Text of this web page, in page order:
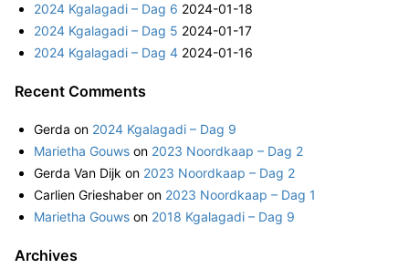
2024 Kgalagadi – Dag 6 2024-01-18
2024 Kgalagadi – Dag 5 2024-01-17
2024 Kgalagadi – Dag 4 2024-01-16
Recent Comments
Gerda on 2024 Kgalagadi – Dag 9
Marietha Gouws on 2023 Noordkaap – Dag 2
Gerda Van Dijk on 2023 Noordkaap – Dag 2
Carlien Grieshaber on 2023 Noordkaap – Dag 1
Marietha Gouws on 2018 Kgalagadi – Dag 9
Archives